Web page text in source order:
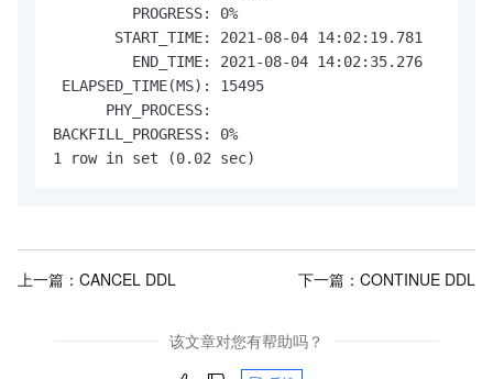
         PROGRESS: 0%
       START_TIME: 2021-08-04 14:02:19.781
         END_TIME: 2021-08-04 14:02:35.276
ELAPSED_TIME(MS): 15495
      PHY_PROCESS:
BACKFILL_PROGRESS: 0%
1 row in set (0.02 sec)
上一篇： CANCEL DDL 下一篇： CONTINUE DDL
该文章对您有帮助吗？